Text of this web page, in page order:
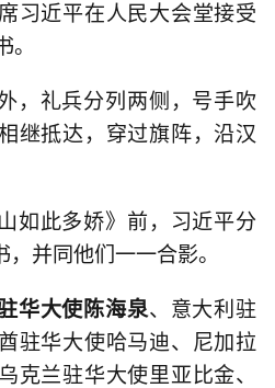
习近平在人民大会堂接受
，礼兵分列两侧，号手吹
继抵达，穿过旗阵，沿汉
如此多娇》前，习近平分
并同他们一一合影。
华大使陈海泉、意大利驻
驻华大使哈马迪、尼加拉
克兰驻华大使里亚比金、